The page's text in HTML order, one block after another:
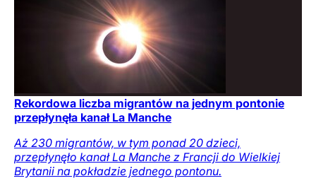
Rekordowa liczba migrantów na jednym pontonie
przepłynęła kanał La Manche
Aż 230 migrantów, w tym ponad 20 dzieci,
przepłynęło kanał La Manche z Francji do Wielkiej
Brytanii na pokładzie jednego pontonu.